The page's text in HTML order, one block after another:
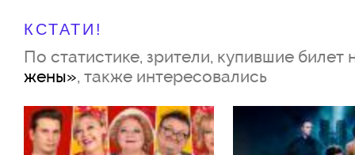
КСТАТИ!
По статистике, зрители, купившие билет
жены», также интересовались